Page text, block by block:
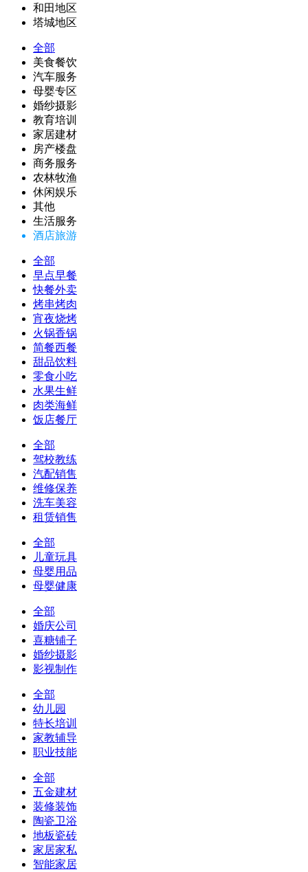
和田地区
塔城地区
全部
美食餐饮
汽车服务
母婴专区
婚纱摄影
教育培训
家居建材
房产楼盘
商务服务
农林牧渔
休闲娱乐
其他
生活服务
酒店旅游
全部
早点早餐
快餐外卖
烤串烤肉
宵夜烧烤
火锅香锅
简餐西餐
甜品饮料
零食小吃
水果生鲜
肉类海鲜
饭店餐厅
全部
驾校教练
汽配销售
维修保养
洗车美容
租赁销售
全部
儿童玩具
母婴用品
母婴健康
全部
婚庆公司
喜糖铺子
婚纱摄影
影视制作
全部
幼儿园
特长培训
家教辅导
职业技能
全部
五金建材
装修装饰
陶瓷卫浴
地板瓷砖
家居家私
智能家居